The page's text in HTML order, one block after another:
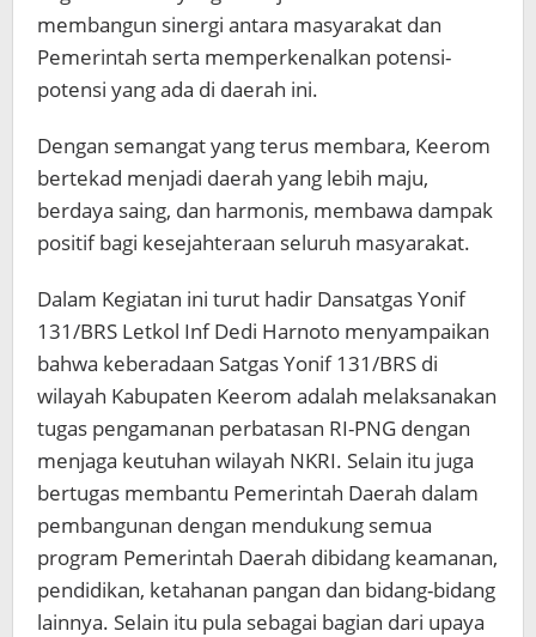
membangun sinergi antara masyarakat dan
Pemerintah serta memperkenalkan potensi-
potensi yang ada di daerah ini.
Dengan semangat yang terus membara, Keerom
bertekad menjadi daerah yang lebih maju,
berdaya saing, dan harmonis, membawa dampak
positif bagi kesejahteraan seluruh masyarakat.
Dalam Kegiatan ini turut hadir Dansatgas Yonif
131/BRS Letkol Inf Dedi Harnoto menyampaikan
bahwa keberadaan Satgas Yonif 131/BRS di
wilayah Kabupaten Keerom adalah melaksanakan
tugas pengamanan perbatasan RI-PNG dengan
menjaga keutuhan wilayah NKRI. Selain itu juga
bertugas membantu Pemerintah Daerah dalam
pembangunan dengan mendukung semua
program Pemerintah Daerah dibidang keamanan,
pendidikan, ketahanan pangan dan bidang-bidang
lainnya. Selain itu pula sebagai bagian dari upaya